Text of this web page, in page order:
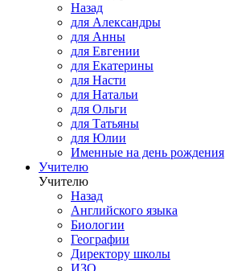
Назад
для Александры
для Анны
для Евгении
для Екатерины
для Насти
для Натальи
для Ольги
для Татьяны
для Юлии
Именные на день рождения
Учителю
Учителю
Назад
Английского языка
Биологии
Географии
Директору школы
ИЗО